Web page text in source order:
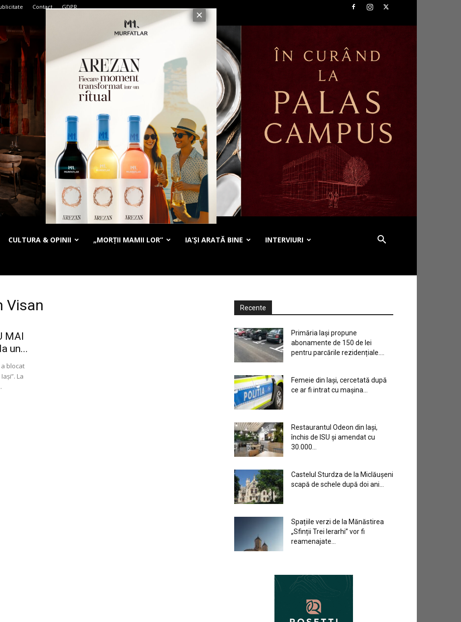
Contact GDPR
CULTURA & OPINII „MORȚII MAMII LOR” IA’ȘI ARATĂ BINE INTERVIURI
Visan
MAI
un...
blocat
La
Recente
Primăria Iași propune
abonamente de 150 de lei
pentru parcările rezidențiale....
Femeie din Iași, cercetată după
ce ar fi intrat cu mașina...
Restaurantul Odeon din Iași,
închis de ISU și amendat cu
30.000...
Castelul Sturdza de la Miclăușeni
scapă de schele după doi ani...
Spațiile verzi de la Mănăstirea
„Sfinții Trei Ierarhi” vor fi
reamenajate...